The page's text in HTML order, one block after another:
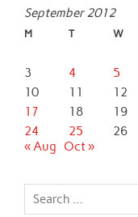
September 2012
M T W
3
4 5
10
11 12
17
18 19
24
25 26
« Aug
Oct »